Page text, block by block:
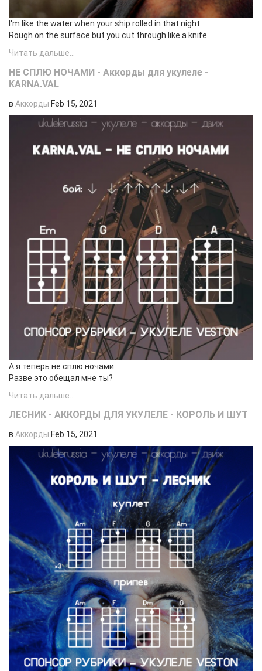
I'm like the water when your ship rolled in that night
Rough on the surface but you cut through like a knife
Читать дальше...
НЕ СПЛЮ НОЧАМИ - Аккорды для укулеле -
KARNA.VAL
в Аккорды Feb 15, 2021
А я теперь не сплю ночами
Разве это обещал мне ты?
Читать дальше...
ЛЕСНИК - АККОРДЫ ДЛЯ УКУЛЕЛЕ - КОРОЛЬ И ШУТ
в Аккорды Feb 15, 2021